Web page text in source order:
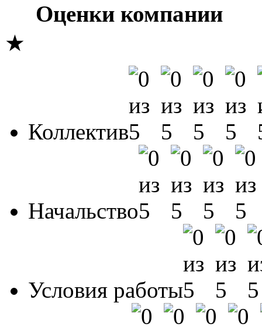
Оценки компании
★
Коллектив
Начальство
Условия работы